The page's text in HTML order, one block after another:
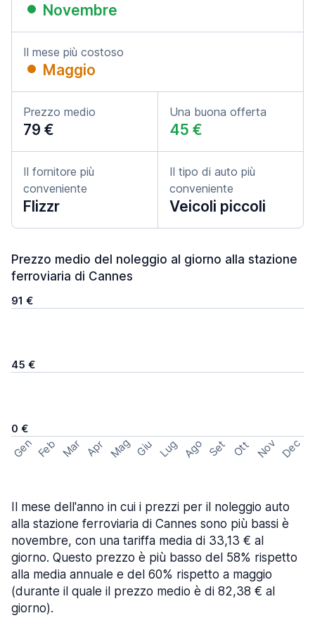
Novembre
Il mese più costoso
Maggio
Prezzo medio
79 €
Una buona offerta
45 €
Il fornitore più
conveniente
Flizzr
Il tipo di auto più
conveniente
Veicoli piccoli
Prezzo medio del noleggio al giorno alla stazione
ferroviaria di Cannes
91 €
45 €
0 €
Gen Feb Mar Apr Mag Giu Lug Ago Set Ott Nov Dec
Il mese dell'anno in cui i prezzi per il noleggio auto
alla stazione ferroviaria di Cannes sono più bassi è
novembre, con una tariffa media di 33,13 € al
giorno. Questo prezzo è più basso del 58% rispetto
alla media annuale e del 60% rispetto a maggio
(durante il quale il prezzo medio è di 82,38 € al
giorno).